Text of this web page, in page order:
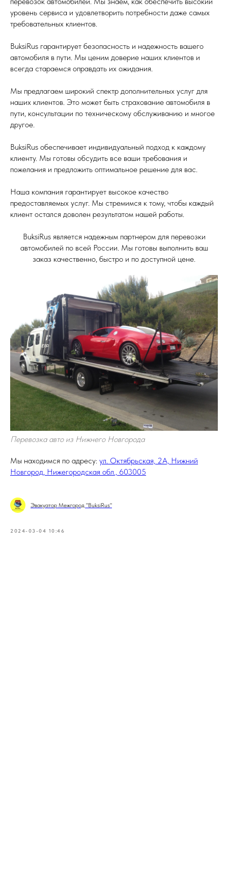
уровень сервиса и удовлетворить потребности даже самых
требовательных клиентов.
BuksiRus гарантирует безопасность и надежность вашего
автомобиля в пути. Мы ценим доверие наших клиентов и
всегда стараемся оправдать их ожидания.
Мы предлагаем широкий спектр дополнительных услуг для
наших клиентов. Это может быть страхование автомобиля в
пути, консультации по техническому обслуживанию и многое
другое.
BuksiRus обеспечивает индивидуальный подход к каждому
клиенту. Мы готовы обсудить все ваши требования и
пожелания и предложить оптимальное решение для вас.
Наша компания гарантирует высокое качество
предоставляемых услуг. Мы стремимся к тому, чтобы каждый
клиент остался доволен результатом нашей работы.
BuksiRus является надежным партнером для перевозки
автомобилей по всей России. Мы готовы выполнить ваш
заказ качественно, быстро и по доступной цене.
Перевозка авто из Нижнего Новгорода
Мы находимся по адресу: ул. Октябрьская, 2А, Нижний
Новгород, Нижегородская обл., 603005
Эвакуатор Межгород "BuksiRus"
2024-03-04 10:46